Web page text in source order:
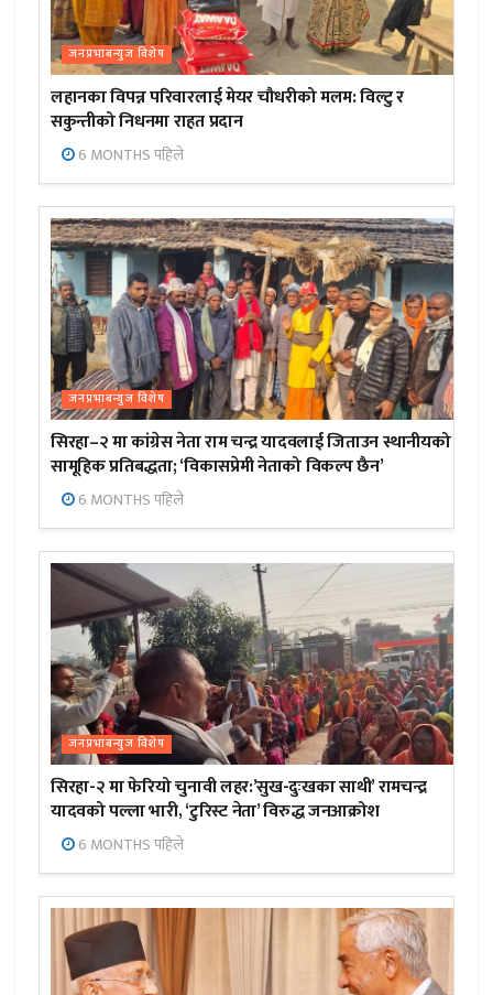
जनप्रभाबन्युज विशेष
लहानका विपन्न परिवारलाई मेयर चौधरीको मलम: विल्टु र
सकुन्तीको निधनमा राहत प्रदान
6 MONTHS पहिले
जनप्रभाबन्युज विशेष
सिरहा–२ मा कांग्रेस नेता राम चन्द्र यादवलाई जिताउन स्थानीयको
सामूहिक प्रतिबद्धता; ‘विकासप्रेमी नेताको विकल्प छैन’
6 MONTHS पहिले
जनप्रभाबन्युज विशेष
सिरहा-२ मा फेरियो चुनावी लहर:’सुख-दुःखका साथी’ रामचन्द्र
यादवको पल्ला भारी, ‘टुरिस्ट नेता’ विरुद्ध जनआक्रोश
6 MONTHS पहिले